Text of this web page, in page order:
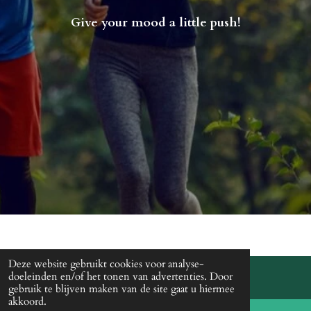
Deze website gebruikt cookies voor analyse-
doeleinden en/of het tonen van advertenties. Door
gebruik te blijven maken van de site gaat u hiermee
akkoord.
Give your mood a little push!
© 2018 Running Mood
Powered by JouwWeb